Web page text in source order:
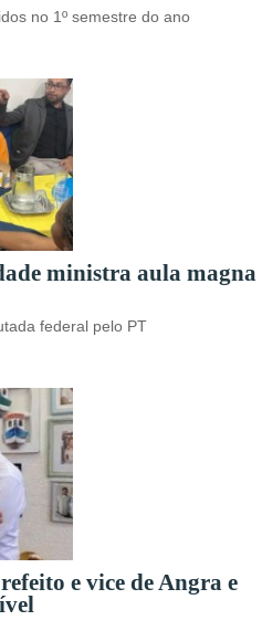
no 1º semestre do ano
ministra aula magna
federal pelo PT
e vice de Angra e